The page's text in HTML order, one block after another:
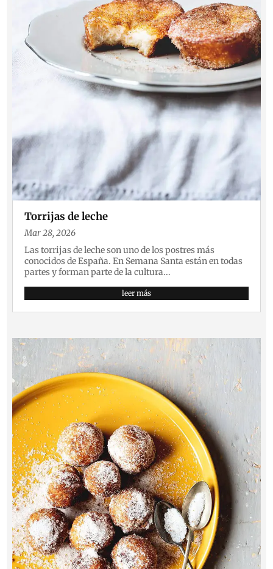
Torrijas de leche
Mar 28, 2026
Las torrijas de leche son uno de los postres más
conocidos de España. En Semana Santa están en todas
partes y forman parte de la cultura...
leer más